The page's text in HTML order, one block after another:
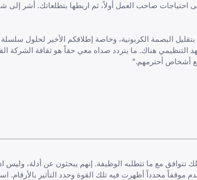
صاحب العمل أولاً، ثم اربطها بتطلعاتك. أشر
البصمة الكربونية، وخاصة إطلاقكم الأخير لحلول سلسلة
هناك. ما يتردد صداه معي حقاً هو ثقافة الشركة
أشخاص أحترمهم."
تتوافق مع ما تتطلبه الوظيفة. إنهم يبحثون عن أدلة، وليس
موقفاً محدداً أظهرت فيه تلك القوة وحدد التأثير بالأرقام.